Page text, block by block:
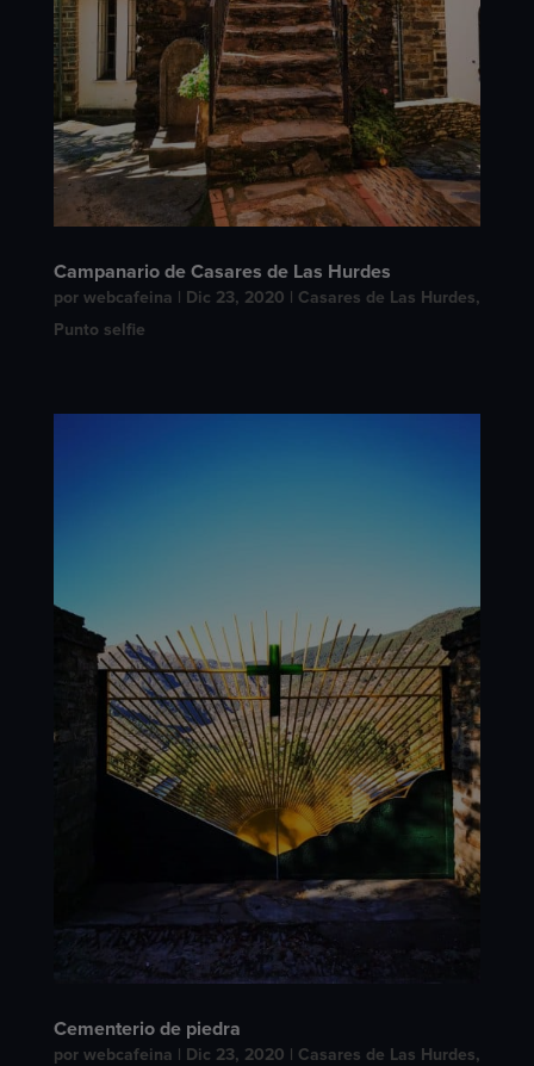
Campanario de Casares de Las Hurdes
por webcafeina | Dic 23, 2020 | Casares de Las Hurdes,
Punto selfie
Cementerio de piedra
por webcafeina | Dic 23, 2020 | Casares de Las Hurdes,